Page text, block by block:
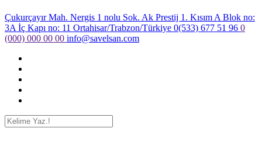
Çukurçayır Mah. Nergis 1 nolu Sok. Ak Prestij 1. Kısım A Blok no:
3A İç Kapı no: 11 Ortahisar/Trabzon/Türkiye 0(533) 677 51 96 0
(000) 000 00 00 info@savelsan.com